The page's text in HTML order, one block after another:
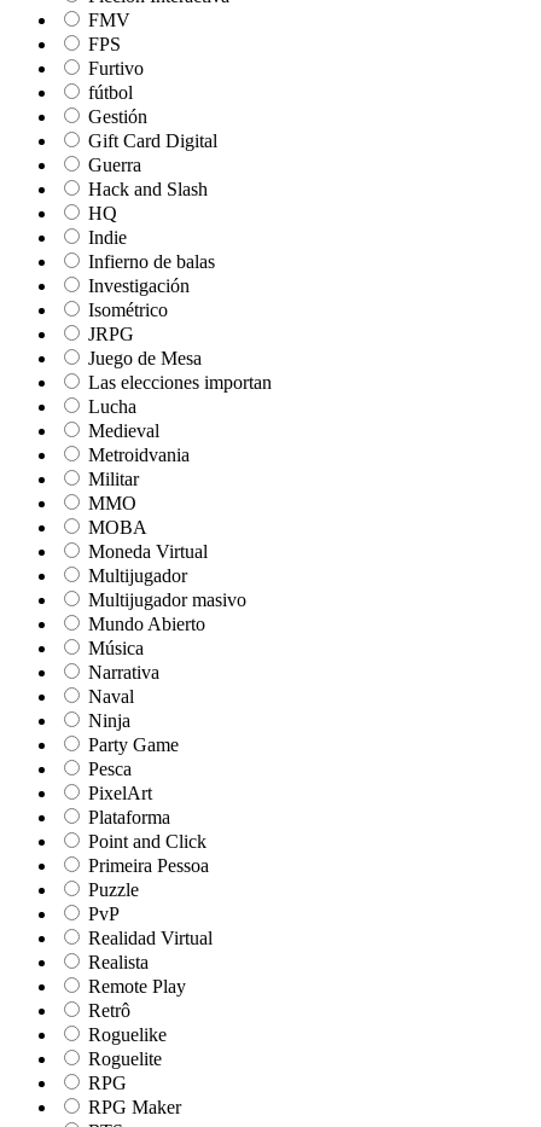
FMV
FPS
Furtivo
fútbol
Gestión
Gift Card Digital
Guerra
Hack and Slash
HQ
Indie
Infierno de balas
Investigación
Isométrico
JRPG
Juego de Mesa
Las elecciones importan
Lucha
Medieval
Metroidvania
Militar
MMO
MOBA
Moneda Virtual
Multijugador
Multijugador masivo
Mundo Abierto
Música
Narrativa
Naval
Ninja
Party Game
Pesca
PixelArt
Plataforma
Point and Click
Primeira Pessoa
Puzzle
PvP
Realidad Virtual
Realista
Remote Play
Retrô
Roguelike
Roguelite
RPG
RPG Maker